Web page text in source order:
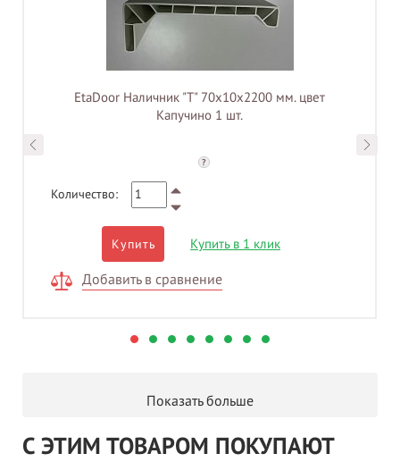
EtaDoor Наличник "Т" 70х10х2200 мм. цвет
Капучино 1 шт.
?
Количество:
Купить Купить в 1 клик
Добавить в сравнение
Показать больше
С ЭТИМ ТОВАРОМ ПОКУПАЮТ